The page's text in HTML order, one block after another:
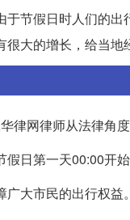
节假日时人们的
大的增长，给当地
律网律师从法律角
日第一天00:00开
大市民的出行权